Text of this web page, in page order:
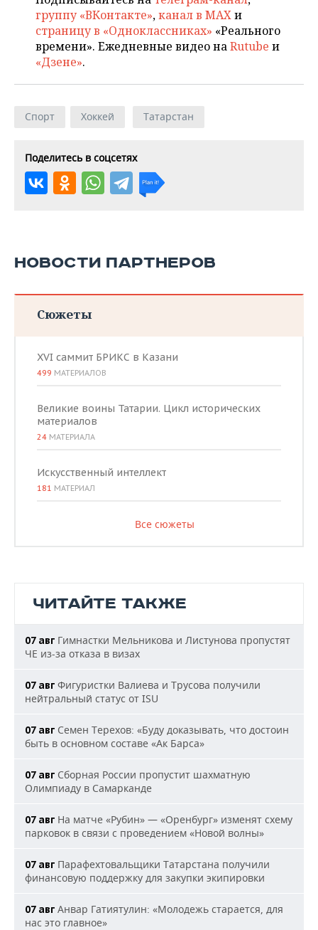
группу «ВКонтакте»,канал в MAXи
страницу в «Одноклассниках» «Реального
времени». Ежедневные видео наRutube и
«Дзене».
Спорт Хоккей Татарстан
Поделитесь в соцсетях
НОВОСТИ ПАРТНЕРОВ
Сюжеты
XVI саммит БРИКС в Казани
499 МАТЕРИАЛОВ
Великие воины Татарии. Цикл исторических
материалов
24 МАТЕРИАЛА
Искусственный интеллект
181 МАТЕРИАЛ
Все сюжеты
ЧИТАЙТЕ ТАКЖЕ
07 авг Гимнастки Мельникова и Листунова пропустят
ЧЕ из-за отказа в визах
07 авг Фигуристки Валиева и Трусова получили
нейтральный статус от ISU
07 авг Семен Терехов: «Буду доказывать, что достоин
быть в основном составе «Ак Барса»
07 авг Сборная России пропустит шахматную
Олимпиаду в Самарканде
07 авг На матче «Рубин» — «Оренбург» изменят схему
парковок в связи с проведением «Новой волны»
07 авг Парафехтовальщики Татарстана получили
финансовую поддержку для закупки экипировки
07 авг Анвар Гатиятулин: «Молодежь старается, для
нас это главное»